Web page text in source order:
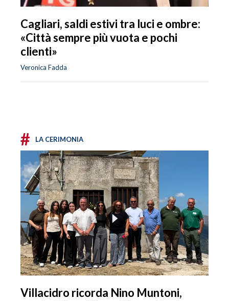
Cagliari, saldi estivi tra luci e ombre:
«Città sempre più vuota e pochi
clienti»
Veronica Fadda
# LA CERIMONIA
Villacidro ricorda Nino Muntoni,